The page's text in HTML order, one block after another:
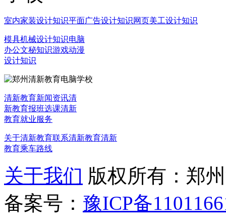
室内家装设计知识平面广告设计知识网页美工设计知识
模具机械设计知识电脑
办公文秘知识游戏动漫
设计知识
清新教育新闻资讯清
新教育报班选课清新
教育就业服务
关于清新教育联系清新教育清新
教育乘车路线
关于我们 版权所有：郑
备案号： 豫ICP备